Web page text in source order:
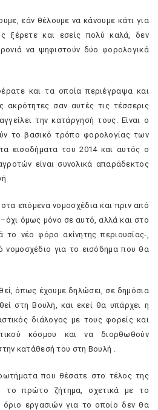
εάν θέλουμε να κάνουμε κάτι για
ξέρετε και εσείς πολύ καλά, δεν
να ψηφιστούν δύο φορολογικά
και τα οποία περιέγραψα και
ακρότητες σαν αυτές τις τέσσερις
την κατάργησή τους. Είναι ο
το βασικό τρόπο φορολογίας των
εισοδήματα του 2014 και αυτός ο
είναι συνολικά απαράδεκτος
επόμενα νομοσχέδια και πριν από
όμως μόνο σε αυτό, αλλά και στο
νέο φόρο ακίνητης περιουσίας-,
νομοσχέδιο για το εισόδημα που θα
όπως έχουμε δηλώσει, σε δημόσια
στη Βουλή, και εκεί θα υπάρχει η
διάλογος με τους φορείς και
κόσμου και να διορθωθούν
κατάθεσή του στη Βουλή .
που θέσατε στο τέλος της
το πρώτο ζήτημα, σχετικά με το
εργασιών για το οποίο δεν θα